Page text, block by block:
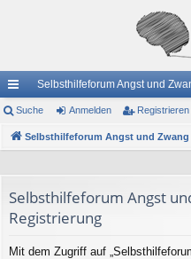
ch
ne
ug
riff
Selbsthilfeforum Angst und
Suche Anmelden Registrieren
Selbsthilfeforum Angst und Zwang
Selbsthilfeforum Angst
Registrierung
Mit dem Zugriff auf